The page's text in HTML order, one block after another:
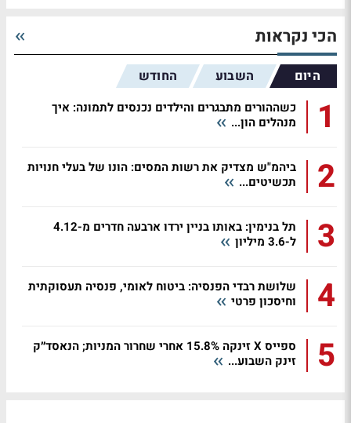
הכי נקראות
היום השבוע החודש
1
כשההורים מתבגרים והילדים נכנסים לתמונה: איך
מנהלים הון...
2
ביהמ"ש מצדיק את רשות המסים: הונו של בעלי חנויות
תכשיטים...
3
תל בנימין: באותו בניין ירדו ארבעה חדרים מ-4.12
ל-3.6 מיליון
4
שלושת רבדי הפנסיה: ביטוח לאומי, פנסיה תעסוקתית
וחיסכון פרטי
5
ספייס X זינקה 15.8% אחרי שחרור המניות; הנאסד״ק
זינק השבוע...